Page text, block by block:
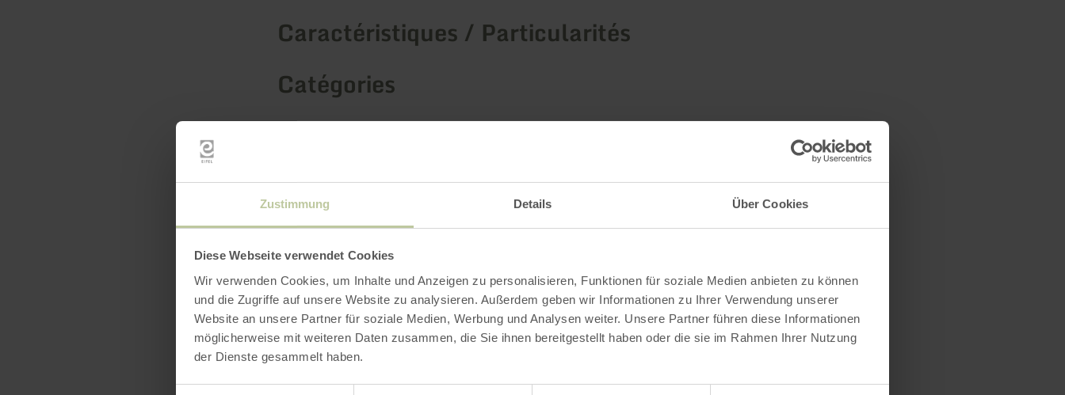
Zustimmung Details Über Cookies
Diese Webseite verwendet Cookies
Wir verwenden Cookies, um Inhalte und Anzeigen zu personalisieren, Funktionen für soziale Medien anbieten zu können
und die Zugriffe auf unsere Website zu analysieren. Außerdem geben wir Informationen zu Ihrer Verwendung unserer
Website an unsere Partner für soziale Medien, Werbung und Analysen weiter. Unsere Partner führen diese Informationen
möglicherweise mit weiteren Daten zusammen, die Sie ihnen bereitgestellt haben oder die sie im Rahmen Ihrer Nutzung
der Dienste gesammelt haben.
Caractéristiques / Particularités
Catégories
Impressions